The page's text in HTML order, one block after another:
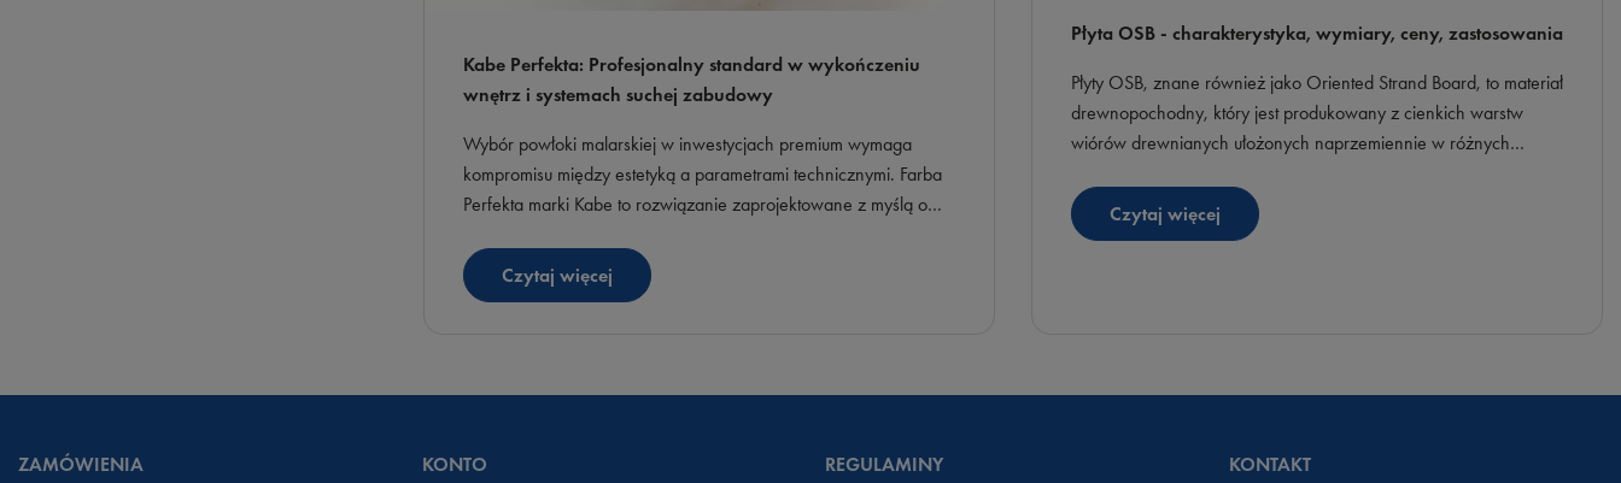
Kabe Perfekta: Profesjonalny standard w wykończeniu
wnętrz i systemach suchej zabudowy
Wybór powłoki malarskiej w inwestycjach premium wymaga
kompromisu między estetyką a parametrami technicznymi. Farba
Perfekta marki Kabe to rozwiązanie zaprojektowane z myślą o
oraz nienaganna struktura powierzchni.
Czytaj więcej
Płyta OSB - charakterystyka, wymiary, ceny, zastosowania
Płyty OSB, znane również jako Oriented Strand Board, to materiał
drewnopochodny, który jest produkowany z cienkich warstw
wiórów drewnianych ułożonych naprzemiennie w różnych
Płyty OSB są szeroko stosowane w budownictwie, stolarstwie i
innych dziedzinach przemysłu.
Czytaj więcej
ZAMÓWIENIA KONTO REGULAMINY KONTAKT